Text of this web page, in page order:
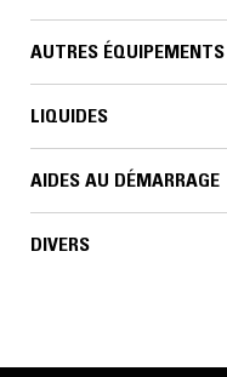
AUTRES ÉQUIPEMENTS
LIQUIDES
AIDES AU DÉMARRAGE
DIVERS